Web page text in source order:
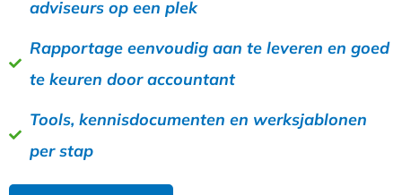
adviseurs op een plek
Rapportage eenvoudig aan te leveren en goed
te keuren door accountant
Tools, kennisdocumenten en werksjablonen
per stap